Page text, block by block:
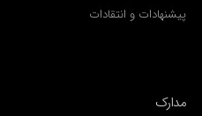
پیشنهادات و انتقادات
مدارک